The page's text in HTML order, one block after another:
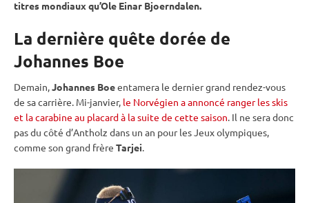
titres mondiaux qu’Ole Einar Bjoerndalen.
La dernière quête dorée de
Johannes Boe
Demain, Johannes Boeentamera le dernier grand rendez-vous
de sa carrière. Mi-janvier, le Norvégien a annoncé ranger les skis
et la carabine au placard à la suite de cette saison . Il ne sera donc
pas du côté d’Antholz dans un an pour les Jeux olympiques
comme son grand frère Tarjei